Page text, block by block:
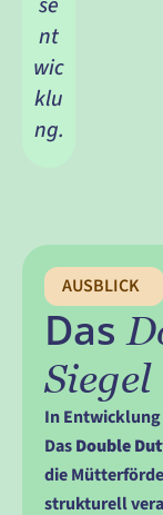
nt
wic
klu
ng.
AUSBLICK
Das
Siegel
In
Das Double
die
strukturell